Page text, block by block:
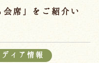
会席」をご紹介い
ディア情報